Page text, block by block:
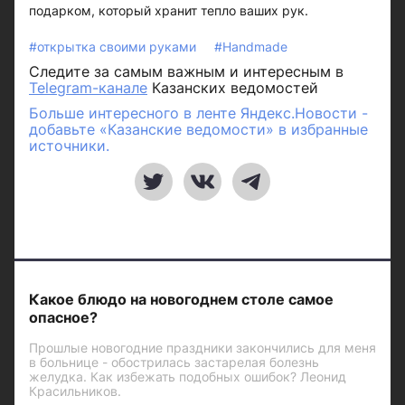
подарком, который хранит тепло ваших рук.
#открытка своими руками #Handmade
Следите за самым важным и интересным в
Telegram-канале Казанских ведомостей
Больше интересного в ленте Яндекс.Новости -
добавьте «Казанские ведомости» в избранные
источники.
Какое блюдо на новогоднем столе самое
опасное?
Прошлые новогодние праздники закончились для меня
в больнице - обострилась застарелая болезнь
желудка. Как избежать подобных ошибок? Леонид
Красильников.